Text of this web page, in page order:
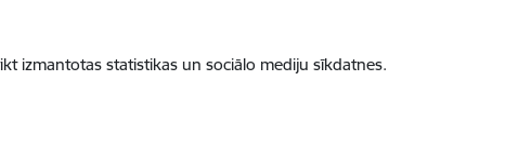
izmantotas statistikas un sociālo mediju sīkdatnes.